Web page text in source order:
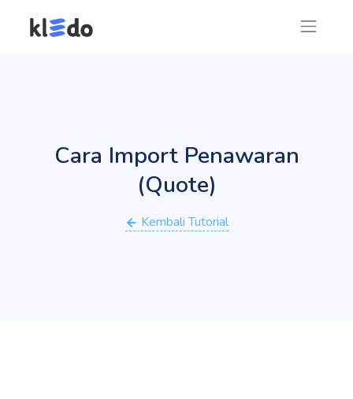
Cara Import Penawaran
(Quote)
Kembali Tutorial